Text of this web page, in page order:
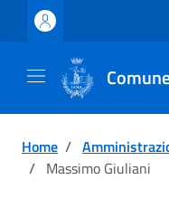
Vai ai contenuti
Vai al footer
Home /
/ Massimo Giuliani